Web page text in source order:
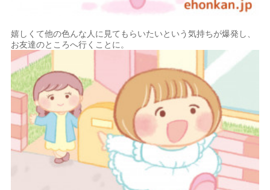
嬉しくて他の色んな人に見てもらいたいという気持ちが爆発し、
お友達のところへ行くことに。